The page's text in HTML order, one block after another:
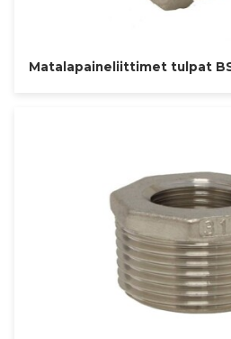
Matalapaineliittimet tulpat